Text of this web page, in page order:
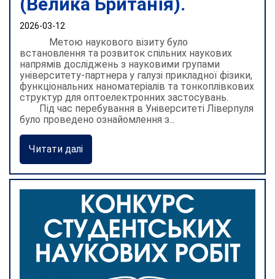
2026-03-12
Метою наукового візиту було
встановлення та розвиток спільних наукових
напрямів досліджень з науковими групами
університету-партнера у галузі прикладної фізики,
функціональних наноматеріалів та тонкоплівкових
структур для оптоелектронних застосувань.
Під час перебування в Університеті Ліверпуля
було проведено ознайомлення з...
Читати далі